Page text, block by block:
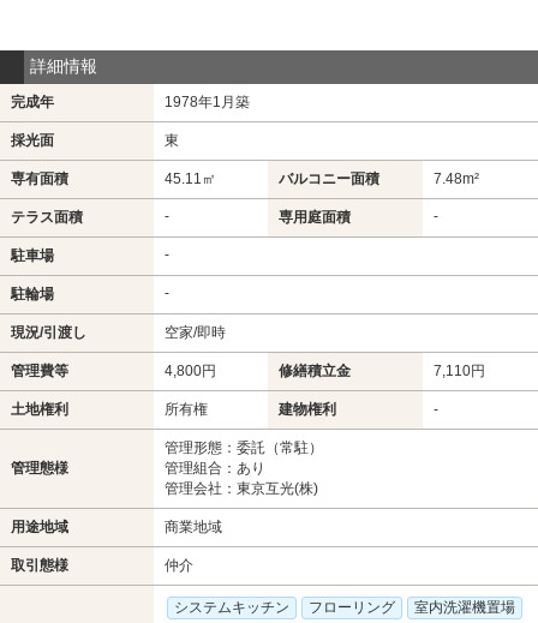
詳細情報
完成年 1978年1月築
採光面 東
専有面積 45.11㎡ バルコニー面積 7.48m²
テラス面積 - 専用庭面積 -
駐車場 -
駐輪場 -
現況/引渡し 空家/即時
管理費等 4,800円 修繕積立金 7,110円
土地権利 所有権 建物権利 -
管理態様
管理形態：委託（常駐）
管理組合：あり
管理会社：東京互光(株)
用途地域 商業地域
取引態様 仲介
システムキッチン フローリング
室内洗濯機置場